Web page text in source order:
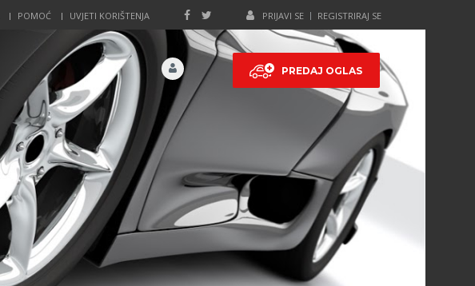
PRIJAVI SE REGISTRIRAJ SE
POMOĆ UVJETI KORIŠTENJA
PREDAJ OGLAS